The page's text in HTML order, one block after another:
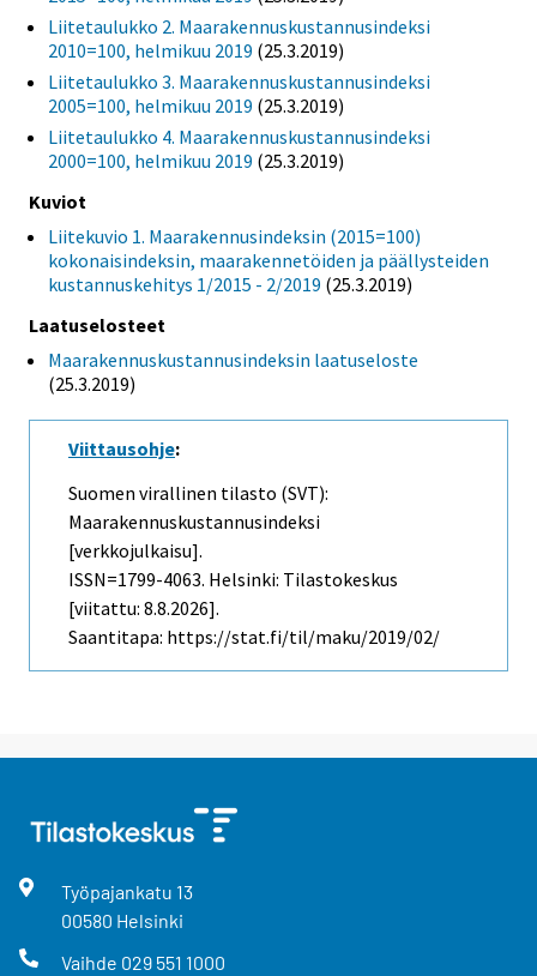
Liitetaulukko 2. Maarakennuskustannusindeksi
2010=100, helmikuu 2019 (25.3.2019)
Liitetaulukko 3. Maarakennuskustannusindeksi
2005=100, helmikuu 2019 (25.3.2019)
Liitetaulukko 4. Maarakennuskustannusindeksi
2000=100, helmikuu 2019 (25.3.2019)
Kuviot
Liitekuvio 1. Maarakennusindeksin (2015=100)
kokonaisindeksin, maarakennetöiden ja päällysteiden
kustannuskehitys 1/2015 - 2/2019 (25.3.2019)
Laatuselosteet
Maarakennuskustannusindeksin laatuseloste
(25.3.2019)
Viittausohje:
Suomen virallinen tilasto (SVT):
Maarakennuskustannusindeksi
[verkkojulkaisu].
ISSN=1799-4063. Helsinki: Tilastokeskus
[viitattu: 8.8.2026].
Saantitapa: https://stat.fi/til/maku/2019/02/
Työpajankatu 13
00580 Helsinki
Vaihde 029 551 1000